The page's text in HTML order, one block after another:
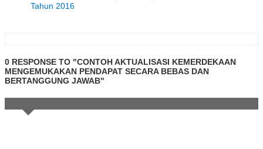
Tahun 2016
0 RESPONSE TO "CONTOH AKTUALISASI KEMERDEKAAN
MENGEMUKAKAN PENDAPAT SECARA BEBAS DAN
BERTANGGUNG JAWAB"